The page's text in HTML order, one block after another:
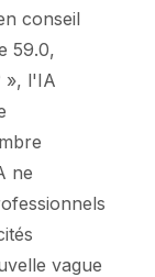
conseil
59.0,
», l'IA
ne
vague